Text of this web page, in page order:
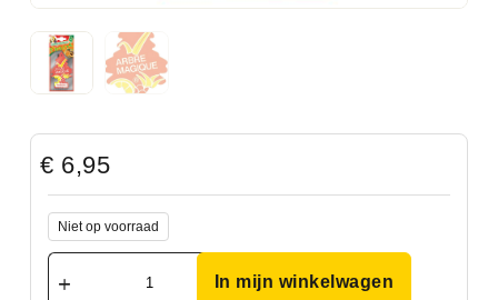
€ 6,95
Niet op voorraad
In mijn winkelwagen